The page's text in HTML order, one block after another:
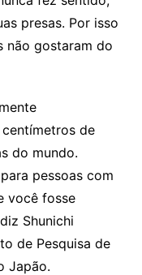
presas. Por isso
não gostaram do
de
do mundo.
para pessoas com
você fosse
Shunichi
de Pesquisa de
Japão.